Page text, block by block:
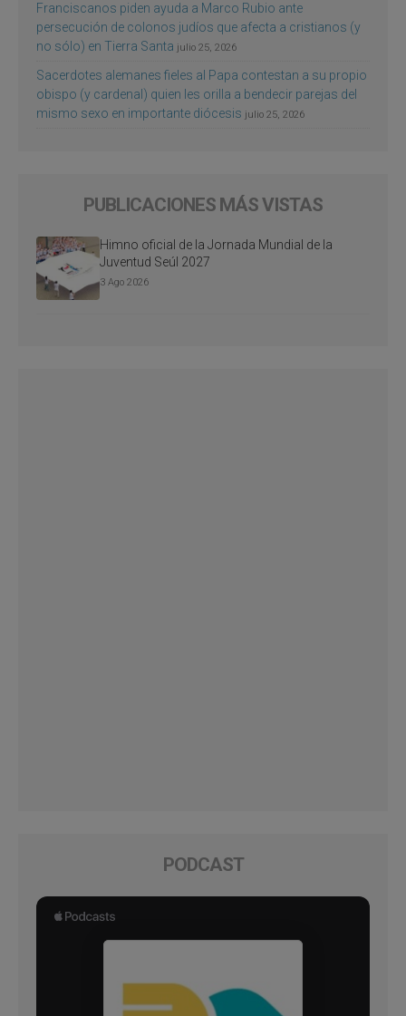
Franciscanos piden ayuda a Marco Rubio ante
persecución de colonos judíos que afecta a cristianos (y
no sólo) en Tierra Santa julio 25, 2026
Sacerdotes alemanes fieles al Papa contestan a su propio
obispo (y cardenal) quien les orilla a bendecir parejas del
mismo sexo en importante diócesis julio 25, 2026
PUBLICACIONES MÁS VISTAS
Himno oficial de la Jornada Mundial de la
Juventud Seúl 2027
3 Ago 2026
PODCAST